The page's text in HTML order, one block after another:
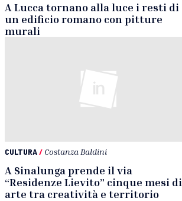
A Lucca tornano alla luce i resti di
un edificio romano con pitture
murali
CULTURA/ Costanza Baldini
A Sinalunga prende il via
“Residenze Lievito” cinque mesi di
arte tra creatività e territorio